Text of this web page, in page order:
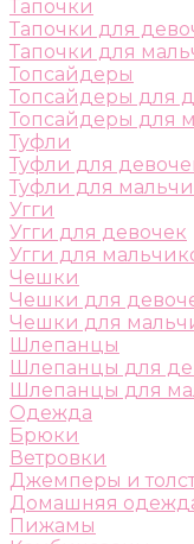
Тапочки
Тапочки для
Тапочки для
Топсайдеры
Топсайдеры для
Топсайдеры для
Туфли
Туфли для
Туфли для
Угги
Угги для девочек
Угги для
Чешки
Чешки для
Чешки для
Шлепанцы
Шлепанцы для
Шлепанцы для
Одежда
Брюки
Ветровки
Джемперы и
Домашняя
Пижамы